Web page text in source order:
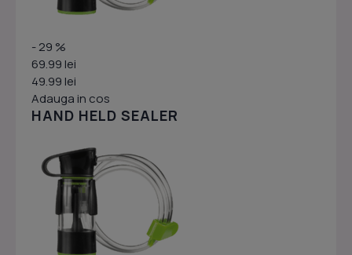
- 29 %
69.99 lei
49.99 lei
Adauga in cos
HAND HELD SEALER